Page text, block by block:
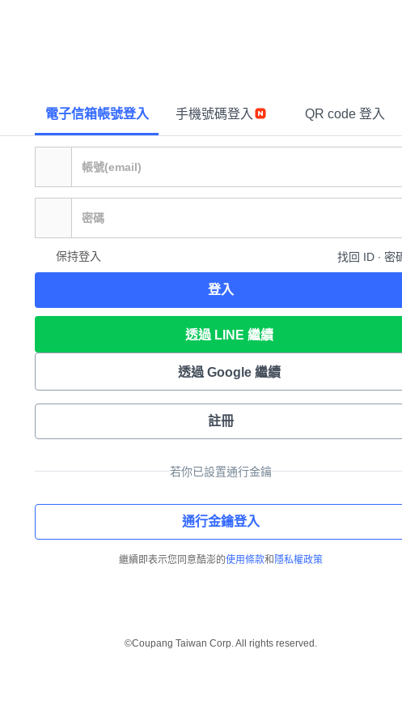
電子信箱帳號登入 手機號碼登入 QR code 登入
保持登入 找回 ID ∙ 密
登入
透過 LINE 繼續
透過 Google 繼續
註冊
若你已設置通行金鑰
通行金鑰登入
繼續即表示您同意酷澎的使用條款和 隱私權政策
©Coupang Taiwan Corp. All rights reserved.